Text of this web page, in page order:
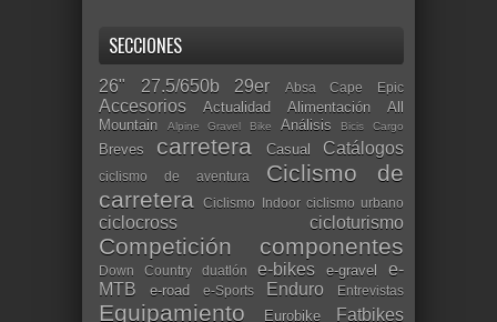
SECCIONES
26" 27.5/650b 29er Absa Cape Epic
Accesorios Actualidad Alimentación
All
Mountain
Alpine Gravel Bike Análisis Bicis Cargo
Breves carretera Casual Catálogos
ciclismo de aventura
Ciclismo de
carretera
Ciclismo Indoor ciclismo urbano
ciclocross cicloturismo
Competición componentes
Down Country duatlón e-bikes e-gravel
e-
MTB
e-road e-Sports Enduro Entrevistas
Equipamiento Eurobike Fatbikes